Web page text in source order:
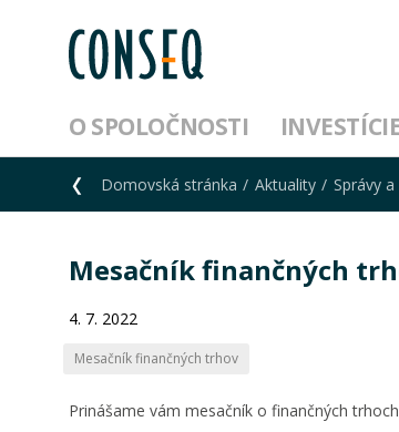
O SPOLOČNOSTI
Domovská stránka Aktuality Správy
Mesačník finančných
4. 7. 2022
Mesačník finančných trhov
Prinášame vám mesačník o finančných